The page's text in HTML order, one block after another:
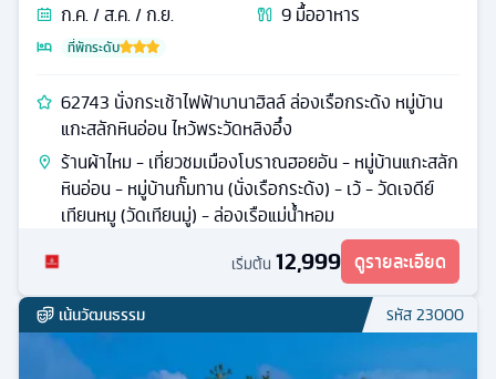
ก.ค. / ส.ค. / ก.ย.
9มื้ออาหาร
ที่พักระดับ
62743 นั่งกระเช้าไฟฟ้าบานาฮิลล์ ล่องเรือกระด้ง หมู่บ้าน
แกะสลักหินอ่อน ไหว้พระวัดหลิงอึ๋ง
ร้านผ้าไหม - เที่ยวชมเมืองโบราณฮอยอัน - หมู่บ้านแกะสลัก
หินอ่อน - หมู่บ้านกั๊มทาน (นั่งเรือกระด้ง) - เว้ - วัดเจดีย์
เทียนหมู (วัดเทียนมู่) - ล่องเรือแม่น้ำหอม
เริ่มต้น 12,999 ดูรายละเอียด
เน้นวัฒนธรรม รหัส23000